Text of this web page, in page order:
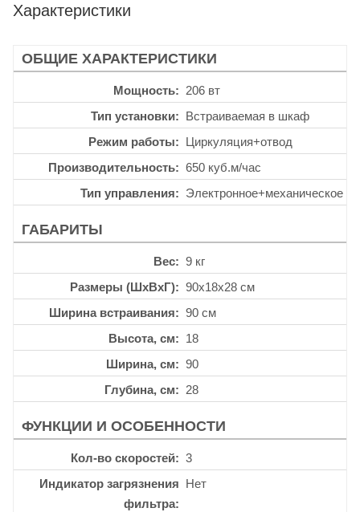
Характеристики
ОБЩИЕ ХАРАКТЕРИСТИКИ
Мощность
206 вт
Тип установки
Встраиваемая в шкаф
Режим работы
Циркуляция+отвод
Производительность
650 куб.м/час
Тип управления
Электронное+механическое
ГАБАРИТЫ
Вес
9 кг
Размеры (ШхВхГ)
90x18x28 см
Ширина встраивания
90 см
Высота, см
18
Ширина, см
90
Глубина, см
28
ФУНКЦИИ И ОСОБЕННОСТИ
Кол-во скоростей
3
Индикатор загрязнения
фильтра
Нет